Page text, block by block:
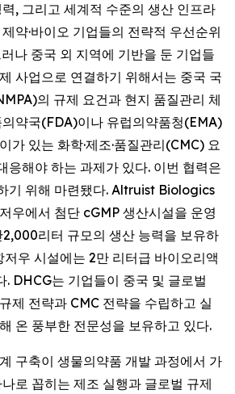
, 그리고 세계적 수준의 생산 인프라
약·바이오 기업들의 전략적 우선순위
나 중국 외 지역에 기반을 둔 기업들
사업으로 연결하기 위해서는 중국 국
의 규제 요건과 현지 품질관리 체
약국(FDA)이나 유럽의약품청(EMA)
가 있는 화학·제조·품질관리(CMC) 요
응해야 하는 과제가 있다. 이번 협력은
기 위해 마련됐다. Altruist Biologics
우에서 첨단 cGMP 생산시설을 운영
리터 규모의 생산 능력을 보유하
저우 시설에는 2만 리터급 바이오리액
. DHCG는 기업들이 중국 및 글로벌
제 전략과 CMC 전략을 수립하고 실
온 풍부한 전문성을 보유하고 있다.
구축이 생물의약품 개발 과정에서 가
로 꼽히는 제조 실행과 글로벌 규제